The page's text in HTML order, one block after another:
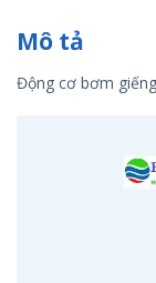
Mô tả
Động cơ bơm